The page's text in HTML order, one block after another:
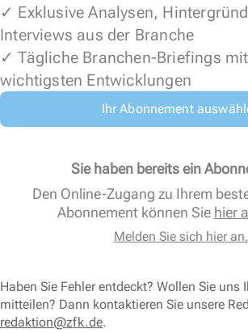
✓ Exklusive Analysen,
Interviews aus der Branche
✓ Tägliche Branchen-Briefings
wichtigsten Entwicklungen
Ihr Abonnement
Sie haben bereits ein
Den Online-Zugang zu Ihrem
Abonnement können Sie hier
Melden Sie sich hier an.
Haben Sie Fehler entdeckt? Wollen Sie uns
mitteilen? Dann kontaktieren Sie unsere
redaktion@zfk.de.